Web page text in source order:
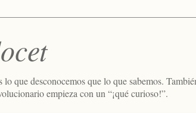
que desconocemos que lo que sabemos.
empieza con un “¡qué curioso!”.